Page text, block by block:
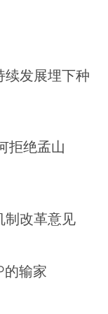
续发展埋下种
拒绝孟山
制改革意见
的输家